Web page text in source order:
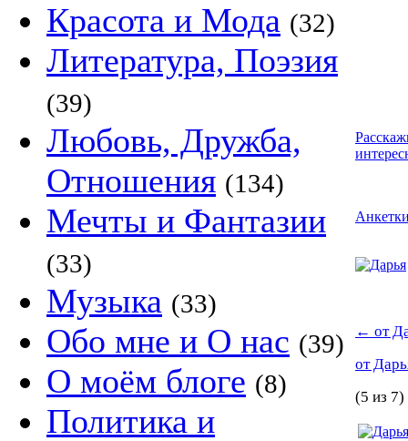
Красота и Мода (32)
Литература, Поэзия
(39)
Любовь, Дружба,
Отношения (134)
Мечты и Фантазии
(33)
Музыка (33)
Обо мне и О нас (39)
О моём блоге (8)
Политика и
← от
от
(5 из 7)